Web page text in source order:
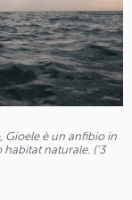
Gioele è un anfibio in
naturale. (‘3